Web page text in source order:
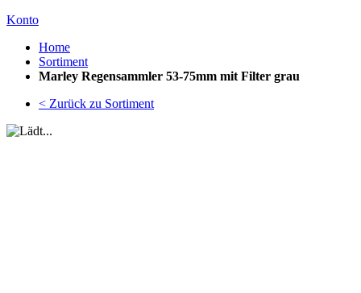
Konto
Home
Sortiment
Marley Regensammler 53-75mm mit Filter grau
< Zurück zu Sortiment